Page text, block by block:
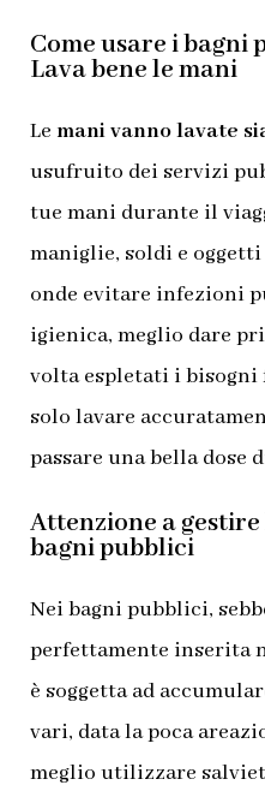
Come usare i bagni
Lava bene le mani
Le mani vanno lavate
usufruito dei servizi
tue mani durante il
maniglie, soldi e
onde evitare infezioni
igienica, meglio dare
volta espletati i bisogni
solo lavare
passare una bella dose
Attenzione a
bagni pubblici
Nei bagni pubblici,
perfettamente inserita
è soggetta ad
vari, data la poca
meglio utilizzare